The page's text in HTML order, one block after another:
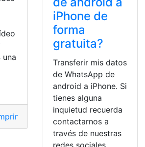
una
Teléfono
iPhone de
forma
gratuita?
Transferir mis datos
de WhatsApp de
android a iPhone. Si
tienes alguna
inquietud recuerda
contactarnos a
través de nuestras
redes sociales,